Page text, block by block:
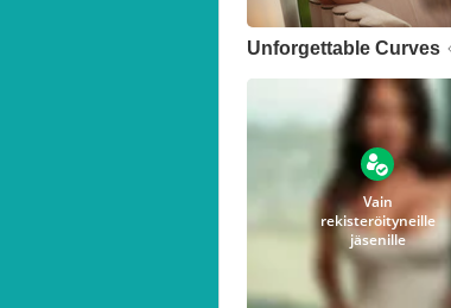
Unforgettable Curves
Vain
rekisteröityneille
jäsenille